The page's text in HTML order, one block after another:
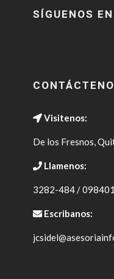
SÍGUENOS
Visitenos:
De los Fresnos,
Llamenos:
3282-484 /
Escribanos: